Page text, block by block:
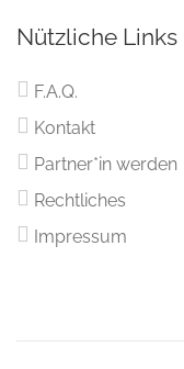
Nützliche Links
F.A.Q.
Kontakt
Partner*in werden
Rechtliches
Impressum